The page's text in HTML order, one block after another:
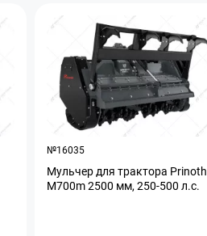
№16035
Мульчер для трактора Prinoth
M700m 2500 мм, 250-500 л.с.